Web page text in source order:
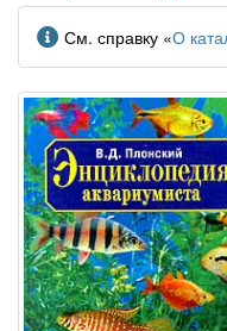
Информация
См. справку «О